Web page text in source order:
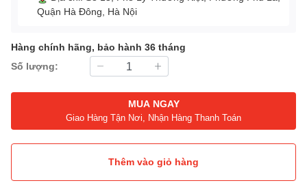
Quận Hà Đông, Hà Nội
Hàng chính hãng, bảo hành 36 tháng
Số lượng:
MUA NGAY
Giao Hàng Tận Nơi, Nhận Hàng Thanh Toán
Thêm vào giỏ hàng